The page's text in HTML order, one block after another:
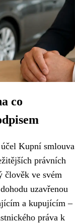
co
Kupní smlouva
právních
člověk ve svém
uzavřenou
a kupujícím –
práva k